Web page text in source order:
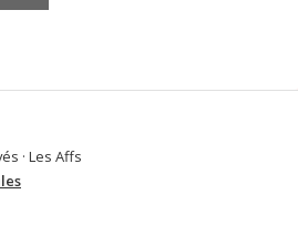
· Les Affs